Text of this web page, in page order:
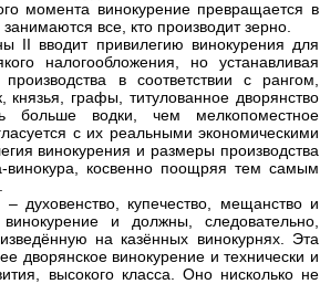
момента винокурение превращается в
все, кто производит зерно.
II вводит привилегию винокурения для
налогообложения, но устанавливая
в соответствии с рангом,
графы, титулованное дворянство
больше водки, чем мелкопоместное
с их реальными экономическими
винокурения и размеры производства
косвенно поощряя тем самым
духовенство, купечество, мещанство и
и должны, следовательно,
на казённых винокурнях. Эта
дворянское винокурение и технически и
высокого класса. Оно нисколько не